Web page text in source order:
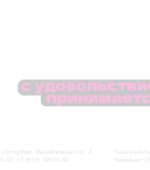
Петербург, Михайловская ул., 2
00, +7 (812) 240-01-80
Часы
Перерыв с